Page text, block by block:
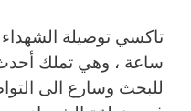
ساعة ، وهي تملك
للبحث وسارع الى